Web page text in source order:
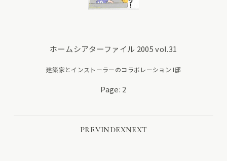
ホームシアターファイル 2005 vol.31
建築家とインストーラーのコラボレーション I邸
Page: 2
PREVINDEXNEXT